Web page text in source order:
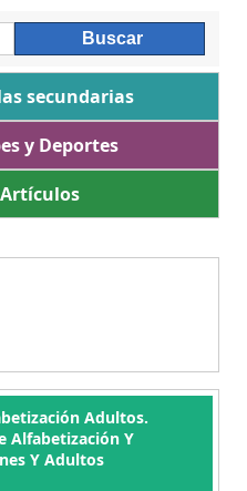
secundarias
y Deportes
Artículos
Adultos.
Alfabetización Y
Y Adultos